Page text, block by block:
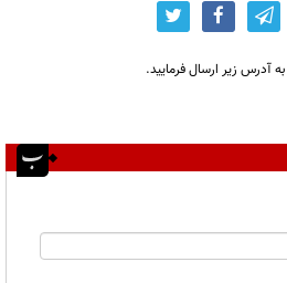
آدرس زیر ارسال فرمایید.